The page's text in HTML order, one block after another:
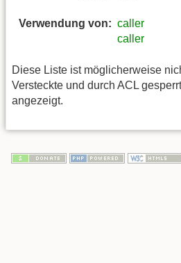
Verwendung von: caller
caller
Diese Liste ist möglicherweise
Versteckte und durch ACL
angezeigt.